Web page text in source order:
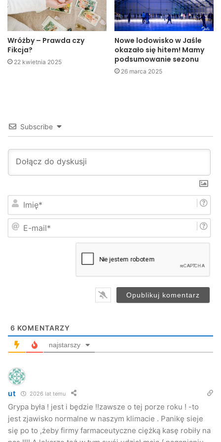
–Jesteśmy przygotowani na przyjmowanie pacjentów. Na
dzień dzisiejszy takiego przypadku u nas nie było i mam
nadzieję, że nie będzie
– mówił Zbigniew Betlej, dyrektor
jasielskiego szpitala.
Wróżby – Prawda czy
Fikcja?
22 kwietnia 2025
Nowe lodowisko w Jaśle
okazało się hitem! Mamy
podsumowanie sezonu
26 marca 2025
Subscribe
i
m
6 KOMENTARZY
najstarszy
ut 2026 lat temu
Grypa była ! jest i będzie !!zawsze o tej porze roku ! -to
jest zjawisko normalne w naszym klimacie . Panikę sieje
się po to ,żeby firmy farmaceutyczne ciężką kasę robiły na